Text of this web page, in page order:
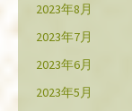
2023年8月
2023年7月
2023年6月
2023年5月